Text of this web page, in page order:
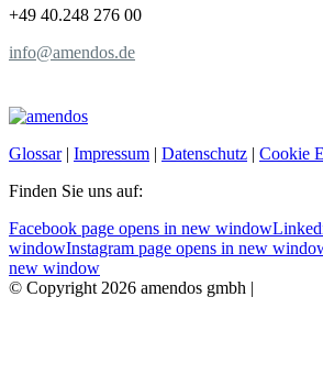
+49 40.248 276 00
info@amendos.de
Glossar| Impressum | Datenschutz | Cookie
Finden Sie uns auf:
Facebook page opens in new window
windowInstagram page opens in new
new window
© Copyright 2026 amendos gmbh |